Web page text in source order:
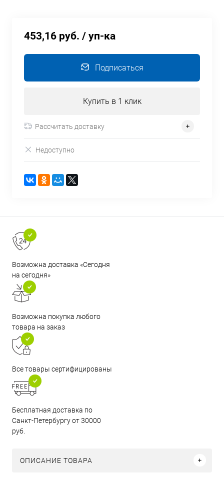
453,16 руб. / уп-ка
Подписаться
Купить в 1 клик
Рассчитать доставку
Недоступно
Возможна доставка «Сегодня
на сегодня»
Возможна покупка любого
товара на заказ
Все товары сертифицированы
Бесплатная доставка по
Санкт-Петербургу от 30000
руб.
ОПИСАНИЕ ТОВАРА